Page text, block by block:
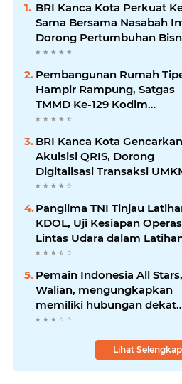
BRI Kanca Kota Perkuat
Sama Bersama Nasabah
Dorong Pertumbuhan
Berkelanjutan
Pembangunan Rumah
Hampir Rampung, Satgas
TMMD Ke-129 Kodim
1807/Sorong Selatan
Hunian Layak bagi Warga
BRI Kanca Kota Gencarkan
Akuisisi QRIS, Dorong
Digitalisasi Transaksi
Panglima TNI Tinjau
KDOL, Uji Kesiapan
Lintas Udara dalam
Terintegrasi TNI 2026
Pemain Indonesia All
Walian, mengungkapkan
memiliki hubungan dekat
dengan keluarga bek Aston
Lihat